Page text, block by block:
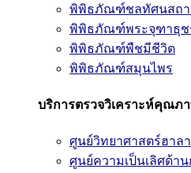
พิพิธภัณฑ์ชลทัศนสถ
พิพิธภัณฑ์พระจุฑาธุช
พิพิธภัณฑ์พืชมีชีวิต
พิพิธภัณฑ์สมุนไพร
บริการตรวจวิเคราะห์คุณภ
ศูนย์วิทยาศาสตร์ฮาล
ศูนย์ความเป็นเลิศด้า